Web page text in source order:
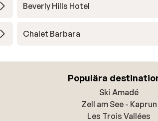
Beverly Hills Hotel
Chalet Barbara
Populära
Ski Amadé
Zell am See - Kaprun
Les Trois Vallées